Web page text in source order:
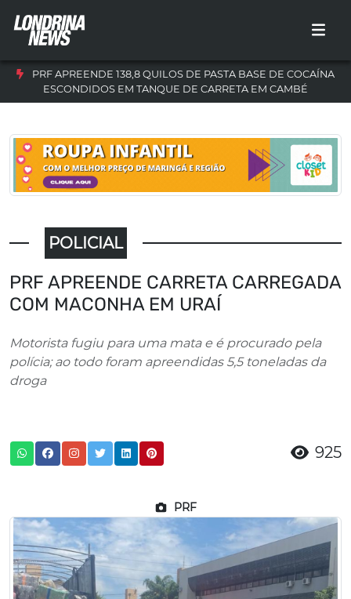
PRF APREENDE 138,8 QUILOS DE PASTA BASE DE COCAÍNA
ESCONDIDOS EM TANQUE DE CARRETA EM CAMBÉ
POLICIAL
PRF APREENDE CARRETA CARREGADA
COM MACONHA EM URAÍ
Motorista fugiu para uma mata e é procurado pela
polícia; ao todo foram apreendidas 5,5 toneladas da
droga
925
PRF